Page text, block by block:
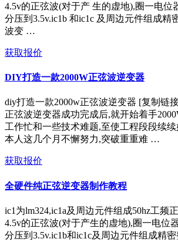
4.5v的正弦波(对于产 生的虚地),圈一电位
分压到3.5v.ic1b 和ic1c 及周边元件组成精
波变 …
获取报价
DIY打造一款2000W正弦波逆变器
diy打造一款2000w正弦波逆变器 [复制链
正弦波逆变器成功完成后,就开始着手
工作忙和一些技术难题,至使工程段段续
本人这几个月不懈努力,突破重重难 …
获取报价
全硬件纯正弦逆变器制作教程
ic1为lm324,ic1a及周边元件组成50hz工频
4.5v的正弦波(对于产生的虚地),圈一电位
分压到3.5v.ic1b和ic1c及周边元件组成精